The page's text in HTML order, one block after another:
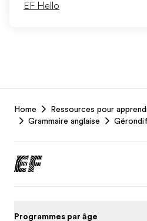
EF Hello
Footer
Home
Ressources pour
Grammaire anglaise
Programmes par âge